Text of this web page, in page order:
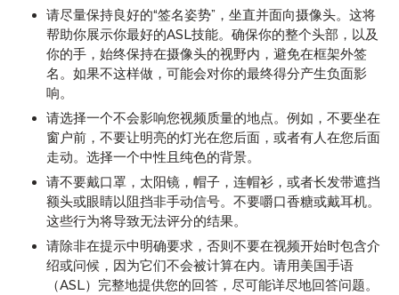
请尽量保持良好的“签名姿势”，坐直并面向摄像头。这将
帮助你展示你最好的ASL技能。确保你的整个头部，以及
你的手，始终保持在摄像头的视野内，避免在框架外签
名。如果不这样做，可能会对你的最终得分产生负面影
响。
请选择一个不会影响您视频质量的地点。例如，不要坐在
窗户前，不要让明亮的灯光在您后面，或者有人在您后面
走动。选择一个中性且纯色的背景。
请不要戴口罩，太阳镜，帽子，连帽衫，或者长发带遮挡
额头或眼睛以阻挡非手动信号。不要嚼口香糖或戴耳机。
这些行为将导致无法评分的结果。
请除非在提示中明确要求，否则不要在视频开始时包含介
绍或问候，因为它们不会被计算在内。请用美国手语
（ASL）完整地提供您的回答，尽可能详尽地回答问题。